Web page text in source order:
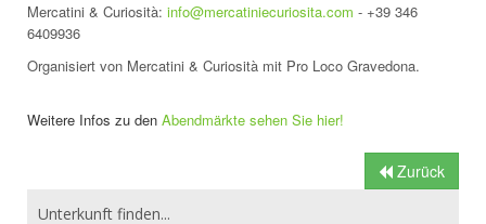
Mercatini & Curiosità: info@mercatiniecuriosita.com - +39 346
6409936
Organisiert von Mercatini & Curiosità mit Pro Loco Gravedona.
Weitere Infos zu den Abendmärkte sehen Sie hier!
Zurück
Unterkunft finden...